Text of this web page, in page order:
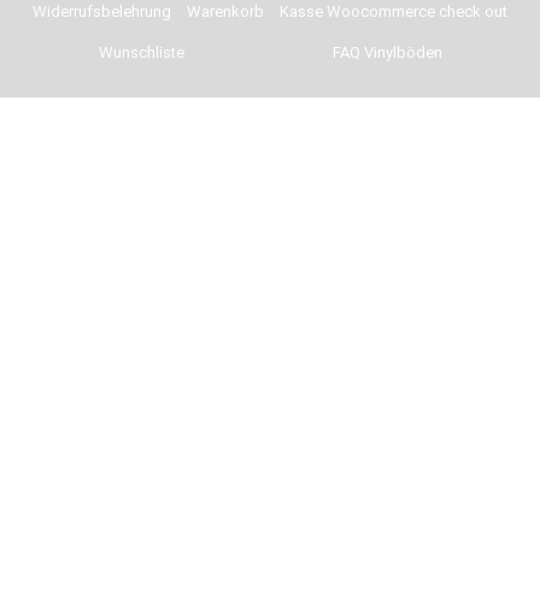
Widerrufsbelehrung Warenkorb Kasse Woocommerce check out
Wunschliste FAQ Vinylböden